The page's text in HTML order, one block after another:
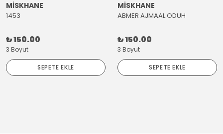
MİSKHANE
1453
₺ 150.00
3 Boyut
SEPETE EKLE
MİSKHANE
ABMER AJMAAL ODUH
₺ 150.00
3 Boyut
SEPETE EKLE